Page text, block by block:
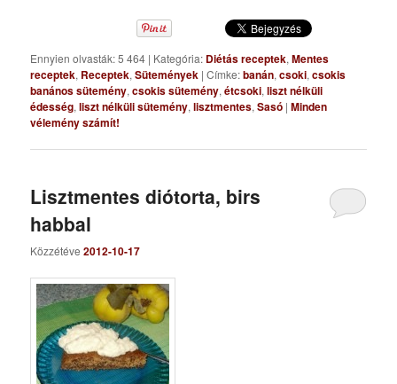
Ennyien olvasták: 5 464 | Kategória: Diétás receptek,Mentes
receptek, Receptek,Sütemények |Címke:banán,csoki,csokis
banános sütemény,csokis sütemény,étcsoki,liszt nélküli
édesség,liszt nélküli sütemény,lisztmentes,Sasó |Minden
vélemény számít!
Lisztmentes diótorta, birs
habbal
Közzétéve2012-10-17